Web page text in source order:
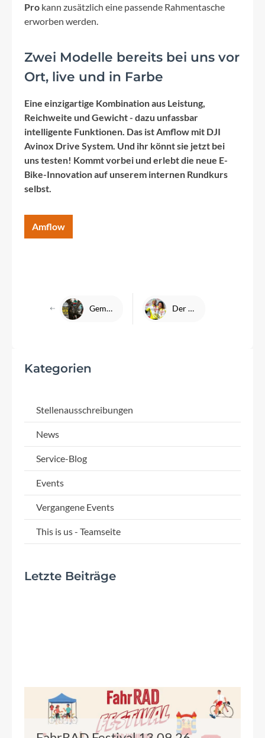
Pro kann zusätzlich eine passende Rahmentasche
erworben werden.
Zwei Modelle bereits bei uns vor
Ort, live und in Farbe
Eine einzigartige Kombination aus Leistung,
Reichweite und Gewicht - dazu unfassbar
intelligente Funktionen. Das ist Amflow mit DJI
Avinox Drive System. Und ihr könnt sie jetzt bei
uns testen! Kommt vorbei und erlebt die neue E-
Bike-Innovation auf unserem internen Rundkurs
selbst.
Amflow
Gemeinsam zum UCI Cyclocross World Cup Zonhoven Der German Cycling Cup 2024: SEBAMED Racing Team räumt kräftig ab!
Kategorien
Stellenausschreibungen
News
Service-Blog
Events
Vergangene Events
This is us - Teamseite
Letzte Beiträge